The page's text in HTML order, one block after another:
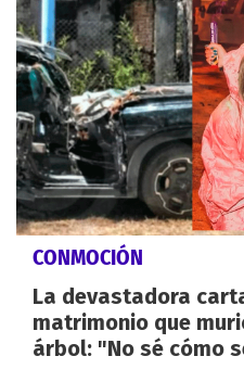
CONMOCIÓN
La devastadora
matrimonio que
árbol: "No sé cómo